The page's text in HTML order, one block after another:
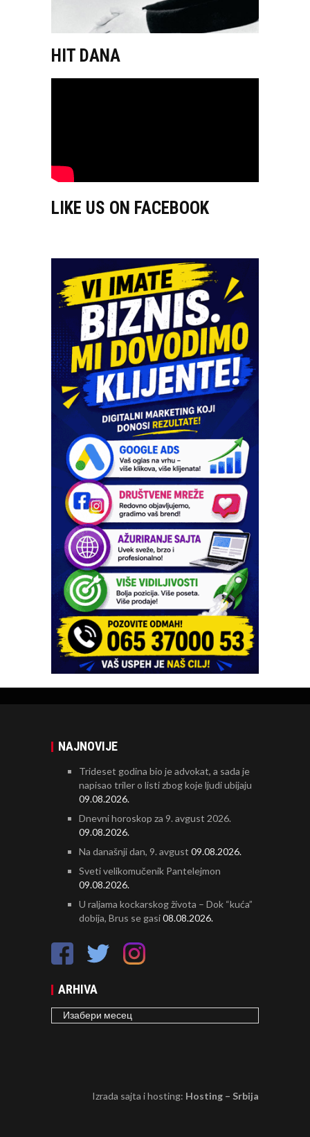
HIT DANA
LIKE US ON FACEBOOK
NAJNOVIJE
Trideset godina bio je advokat, a sada je
napisao triler o listi zbog koje ljudi ubijaju
09.08.2026.
Dnevni horoskop za 9. avgust 2026.
09.08.2026.
Na današnji dan, 9. avgust 09.08.2026.
Sveti velikomučenik Pantelejmon
09.08.2026.
U raljama kockarskog života – Dok “kuća”
dobija, Brus se gasi08.08.2026.
ARHIVA
ARHIVA
Izrada sajta i hosting: Hosting – Srbija